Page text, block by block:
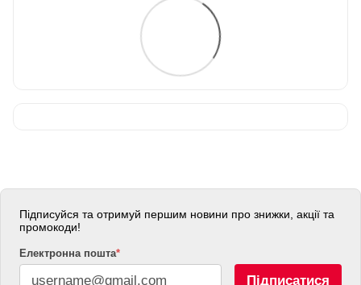
Підписуйся та отримуй першим новини про знижки, акції та
промокоди!
Електронна пошта*
Підписатися